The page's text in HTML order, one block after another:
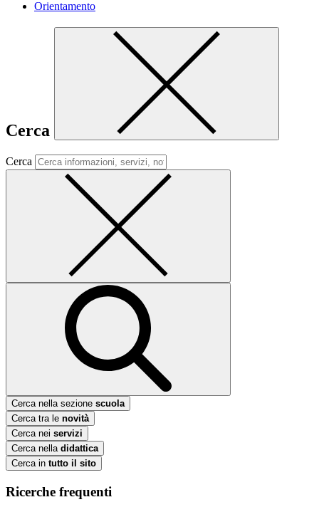
Orientamento
Cerca
Cerca
Cerca nella sezione scuola
Cerca tra le novità
Cerca nei servizi
Cerca nella didattica
Cerca in tutto il sito
Ricerche frequenti